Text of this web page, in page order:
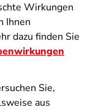
Wirkungen
Ihnen
dazu finden Sie
Sie,
aus